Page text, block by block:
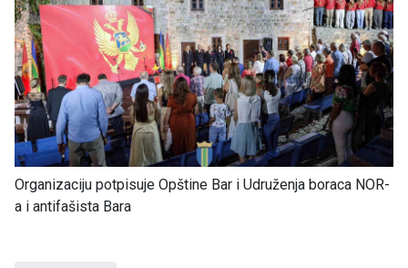
Organizaciju potpisuje Opštine Bar i Udruženja boraca NOR-
a i antifašista Bara